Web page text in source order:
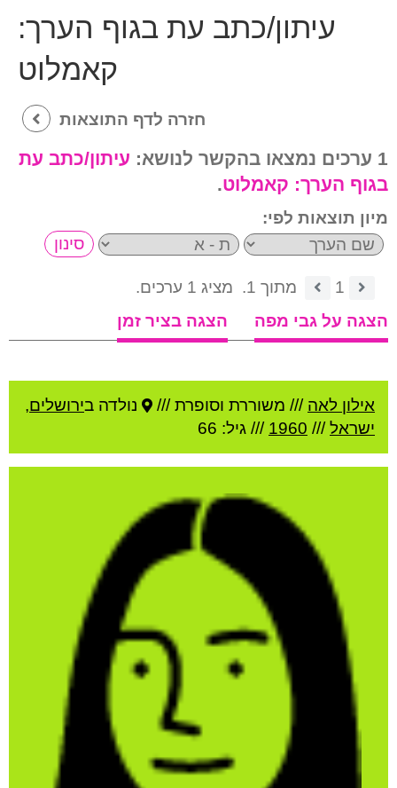
עיתון/כתב עת בגוף הערך:
קאמלוט
חזרה לדף התוצאות
1 ערכים נמצאו בהקשר לנושא:
עיתון/כתב עת
בגוף הערך: קאמלוט.
מיון תוצאות לפי:
1 מתוך 1.
מציג 1 ערכים.
הצגה על גבי מפה
הצגה בציר זמן
אילון לאה /// משוררת וסופרת /// נולדה בירושלים,
ישראל///
1960 /// גיל: 66